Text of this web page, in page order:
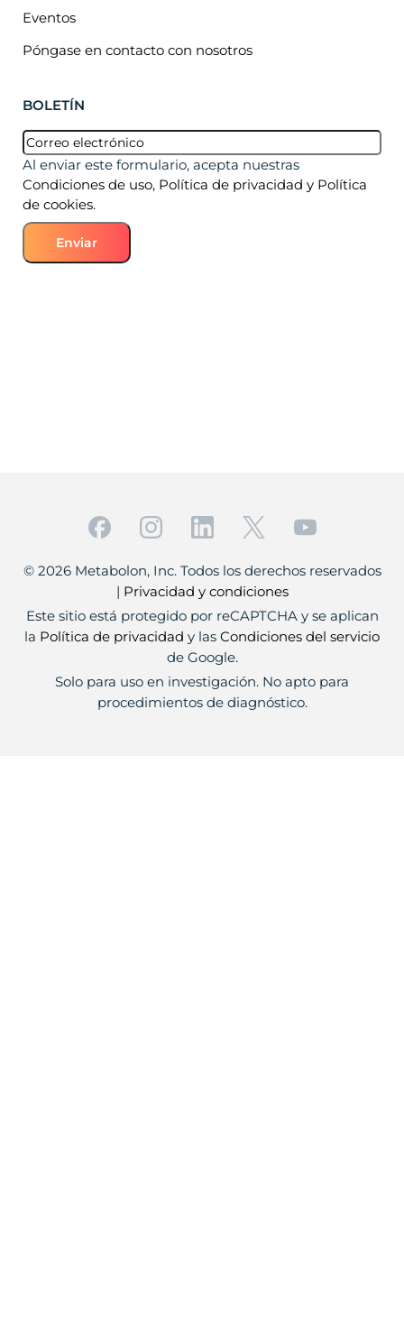
Eventos
Póngase en contacto con nosotros
BOLETÍN
Correo
electrónico(Obligatorio)
Al enviar este formulario, acepta nuestras
Condiciones de uso, Política de privacidad y Política
de cookies.
© 2026 Metabolon, Inc. Todos los derechos reservados
| Privacidad y condiciones
Este sitio está protegido por reCAPTCHA y se aplican
la Política de privacidad y las Condiciones del servicio
de Google.
Solo para uso en investigación. No apto para
procedimientos de diagnóstico.